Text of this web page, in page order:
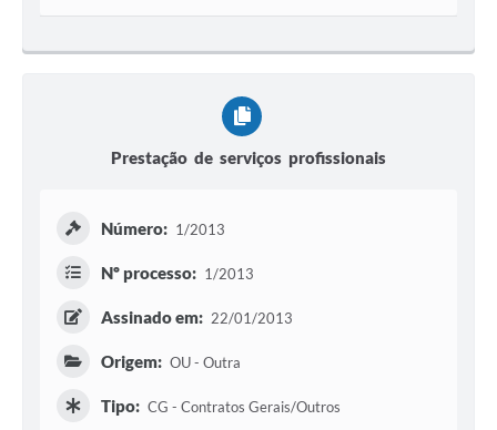
Prestação de serviços profissionais
Número: 1/2013
Nº processo: 1/2013
Assinado em: 22/01/2013
Origem: OU - Outra
Tipo: CG - Contratos Gerais/Outros